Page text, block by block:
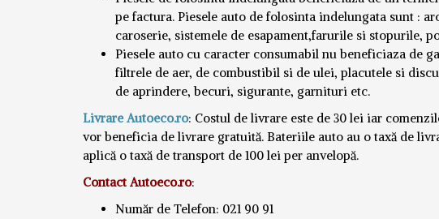
pe factura. Piesele auto de folosinta indelungata sunt :
caroserie, sistemele de esapament,farurile si stopurile,
Piesele auto cu caracter consumabil nu beneficiaza de
filtrele de aer, de combustibil si de ulei, placutele si
de aprindere, becuri, sigurante, garnituri etc.
Livrare Autoeco.ro: Costul de livrare este de 30 lei iar
vor beneficia de livrare gratuită. Bateriile auto au o taxă de
aplică o taxă de transport de 100 lei per anvelopă.
Contact Autoeco.ro:
Număr de Telefon: 021 90 91